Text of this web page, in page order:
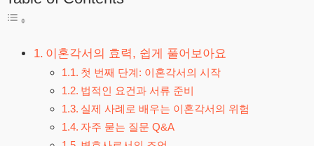
이혼각서의 효력, 쉽게 풀어보아요
첫 번째 단계: 이혼각서의 시작
법적인 요건과 서류 준비
실제 사례로 배우는 이혼각서의 위험
자주 묻는 질문 Q&A